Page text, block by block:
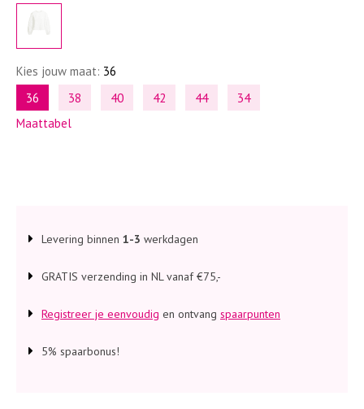
Kies jouw maat: 36
36
38 40 42 44
34
Maattabel
Levering binnen 1-3 werkdagen
GRATIS verzending in NL vanaf €75,-
Registreer je eenvoudig en ontvang spaarpunten
5% spaarbonus!